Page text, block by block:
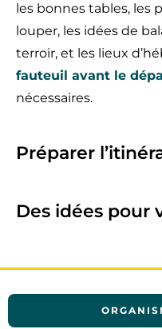
les bonnes tables, les
louper, les idées de
terroir, et les lieux
fauteuil avant le
nécessaires.
Préparer
Des idées pour